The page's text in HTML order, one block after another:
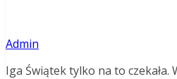
Admin
Iga Świątek tylko na to czekała.